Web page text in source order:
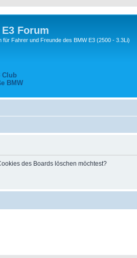
E3 Forum
für Fahrer und Freunde des BMW E3 (2500 - 3.3Li)
Club
BMW
des Boards löschen möchtest?